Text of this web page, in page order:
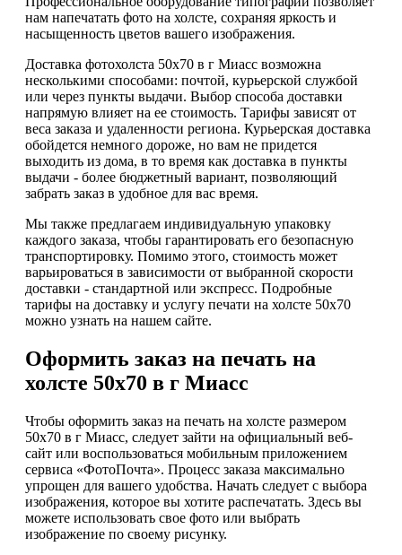
нам напечатать фото на холсте, сохраняя яркость и
насыщенность цветов вашего изображения.
Доставка фотохолста 50х70 в г Миасс возможна
несколькими способами: почтой, курьерской службой
или через пункты выдачи. Выбор способа доставки
напрямую влияет на ее стоимость. Тарифы зависят от
веса заказа и удаленности региона. Курьерская доставка
обойдется немного дороже, но вам не придется
выходить из дома, в то время как доставка в пункты
выдачи - более бюджетный вариант, позволяющий
забрать заказ в удобное для вас время.
Мы также предлагаем индивидуальную упаковку
каждого заказа, чтобы гарантировать его безопасную
транспортировку. Помимо этого, стоимость может
варьироваться в зависимости от выбранной скорости
доставки - стандартной или экспресс. Подробные
тарифы на доставку и услугу печати на холсте 50х70
можно узнать на нашем сайте.
Оформить заказ на печать на
холсте 50х70 в г Миасс
Чтобы оформить заказ на печать на холсте размером
50х70 в г Миасс, следует зайти на официальный веб-
сайт или воспользоваться мобильным приложением
сервиса «ФотоПочта». Процесс заказа максимально
упрощен для вашего удобства. Начать следует с выбора
изображения, которое вы хотите распечатать. Здесь вы
можете использовать свое фото или выбрать
изображение по своему рисунку.